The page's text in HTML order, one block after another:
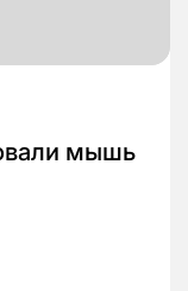
мышь